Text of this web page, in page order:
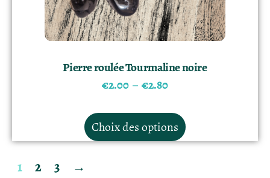
Pierre roulée Tourmaline noire
€2.00–€2.80
Choix des options
1 2 3 →